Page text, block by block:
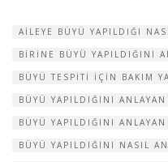
AILEYE BÜYÜ YAPILDIĞI
BIRINE BÜYÜ YAPILDIĞINI
BÜYÜ TESPITI IÇIN BAKIM
BÜYÜ YAPILDIĞINI ANLAYAN
BÜYÜ YAPILDIĞINI ANLAYAN
BÜYÜ YAPILDIĞINI NASIL